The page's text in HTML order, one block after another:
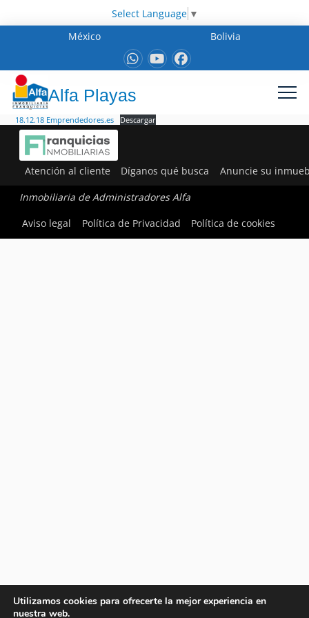
Select Language ▼
México
Bolivia
Alfa Playas
18.12.18 Emprendedores.es Descargar
Atención al cliente Díganos qué busca Anuncie su
Inmobiliaria de Administradores Alfa
Aviso legal
Política de Privacidad Política de cookies
Utilizamos cookies para ofrecerte la mejor experiencia en
nuestra web.